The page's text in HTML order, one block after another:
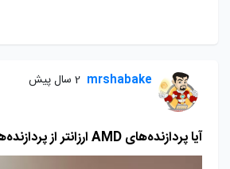
mrshabake 2 سال پیش
آیا پردازنده‌های AMD ارزانتر از پردازنده‌های اینتل هستند؟